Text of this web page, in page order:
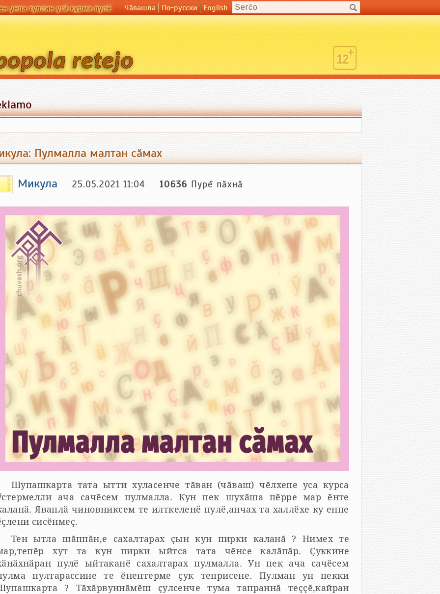
унпа туллин усӑ курма пулӗ Чӑвашла По-русски English
Пулмалла малтан сӑмах
Микула 25.05.2021 11:04 10636 Пурĕ пăхнă
Шупашкарта тата ытти хуласенче тӑван (чӑваш) чӗлхепе уса курса
ача сачӗсем пулмалла. Кун пек шухӑша пӗрре мар ӗнте
Яваплӑ чиновниксем те илткеленӗ пулӗ,анчах та халлӗхе ку енпе
сисӗнмеҫ.
Тен ытла шӑппӑн,е сахалтарах ҫын кун пирки каланӑ ? Нимех те
хут та кун пирки ыйтса тата чӗнсе калӑпӑр. Ҫуккине
пулӗ ыйтаканӗ сахалтарах пулмалла. Ун пек ача сачӗсем
пултарассине те ӗнентерме ҫук теприсене. Пулман ун пекки
? Тӑхӑрвуннӑмӗш ҫулсенче тума тапраннӑ теҫҫӗ,кайран